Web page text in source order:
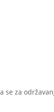
se za